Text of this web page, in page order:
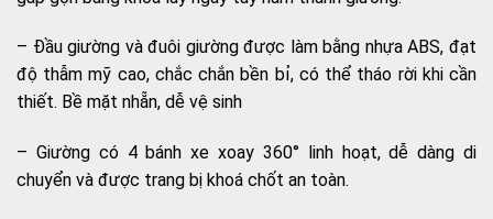
– Đầu giường và đuôi giường được làm bằng nhựa ABS, đạt
độ thẫm mỹ cao, chắc chắn bền bỉ, có thể tháo rời khi cần
thiết. Bề mặt nhẵn, dễ vệ sinh
– Giường có 4 bánh xe xoay 360° linh hoạt, dễ dàng di
chuyển và được trang bị khoá chốt an toàn.